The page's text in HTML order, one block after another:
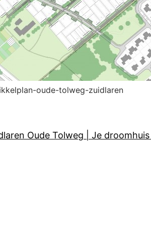
oude-tolweg-zuidlaren
Oude Tolweg | Je